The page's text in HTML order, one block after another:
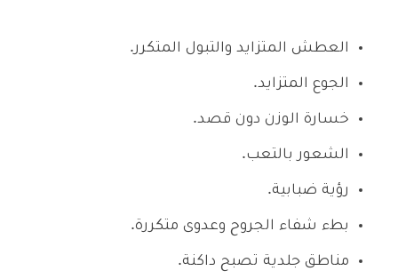
العطش المتزايد والتبول المتكرر.
الجوع المتزايد.
خسارة الوزن دون قصد.
الشعور بالتعب.
رؤية ضبابية.
بطء شفاء الجروح وعدوى متكررة.
مناطق جلدية تصبح داكنة.